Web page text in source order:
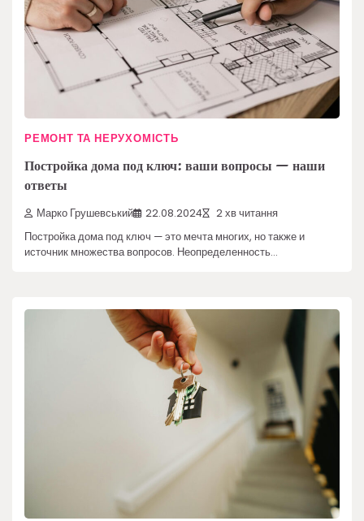
РЕМОНТ ТА НЕРУХОМІСТЬ
Постройка дома под ключ: ваши вопросы — наши
ответы
Марко Грушевський 22.08.2024 2 хв читання
Постройка дома под ключ — это мечта многих, но также и
источник множества вопросов. Неопределенность…